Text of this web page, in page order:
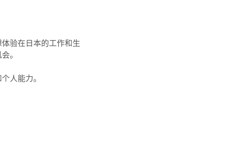
验在日本的工作和生
。
人能力。